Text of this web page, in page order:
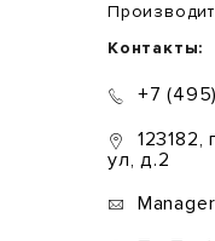
Контакты:
+7
123182,
ул, д.2